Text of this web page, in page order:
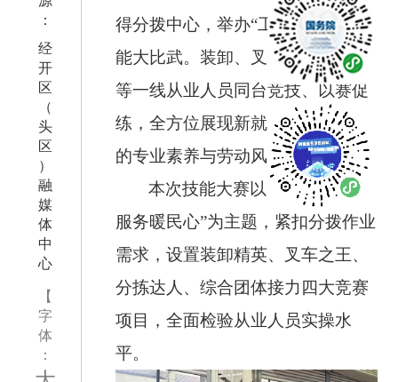
：
经
开
区
（
头
区
）
融
媒
体
中
心
【
字
体
：
得分拨中心，举办“工会杯”职业技
能大比武。装卸、叉车、快件分拣
等一线从业人员同台竞技、以赛促
练，全方位展现新就业形态劳动者
的专业素养与劳动风采。
本次技能大赛以“技能筑匠心·
服务暖民心”为主题，紧扣分拨作业
需求，设置装卸精英、叉车之王、
分拣达人、综合团体接力四大竞赛
项目，全面检验从业人员实操水
平。